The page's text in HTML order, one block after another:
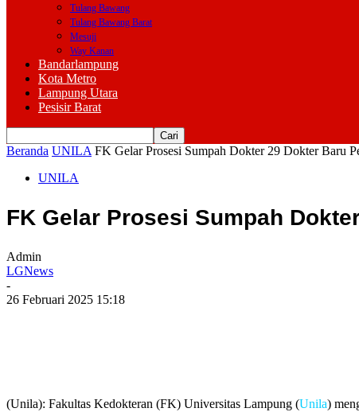
Tulang Bawang
Tulang Bawang Barat
Mesuji
Way Kanan
Bandarlampung
Kota Metro
Lampung Utara
Pesisir Barat
Beranda UNILA FK Gelar Prosesi Sumpah Dokter 29 Dokter Baru
UNILA
FK Gelar Prosesi Sumpah
Admin
LGNews
-
26 Februari 2025 15:18
(Unila): Fakultas Kedokteran (FK) Universitas Lampung (Unila)